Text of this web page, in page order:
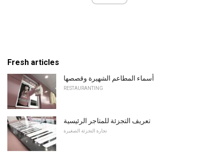
Fresh articles
أسماء المطاعم الشهيرة وقصصها
RESTAURANTING
تعريف التجزئة للمتاجر الرئيسية
تجارة التجزئة الصغيرة